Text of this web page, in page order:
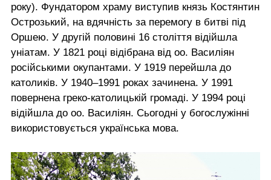
року). Фундатором храму виступив князь Костянтин
Острозький, на вдячність за перемогу в битві під
Оршею. У другій половині 16 століття відійшла
уніатам. У 1821 році відібрана від оо. Василіян
російськими окупантами. У 1919 перейшла до
католиків. У 1940–1991 роках зачинена. У 1991
повернена греко-католицькій громаді. У 1994 році
відійшла до оо. Василіян. Сьогодні у богослужінні
використовується українська мова.